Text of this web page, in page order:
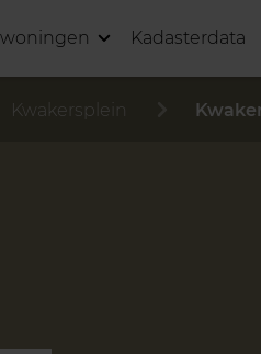
Kadasterdata
Kwakersplein